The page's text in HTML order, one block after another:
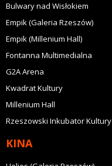
Bulwary nad Wisłokiem
Empik (Galeria Rzeszów)
Empik (Millenium Hall)
Fontanna Multimedialna
G2A Arena
Kwadrat Kultury
Millenium Hall
Rzeszowski Inkubator Kultury
KINA